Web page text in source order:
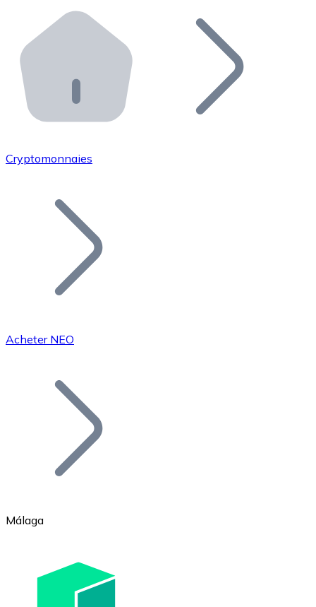
Distributeurs automatiques Bitnovo
Intégrez un ATM Bitnovo dans votre entreprise et
API Bitnovo
Intégrez notre API dans votre écosystème.
Rejoignez notre réseau de distributeurs et
Ajoutez le token de votre projet à notre service
Bitcoin
Ethereum
Cryptomonnaies
Acheter NEO
Málaga